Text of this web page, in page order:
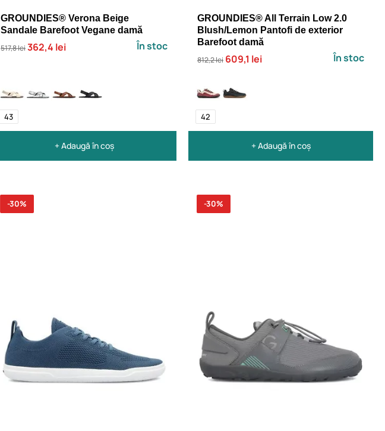
GROUNDIES® Verona Beige
Sandale Barefoot Vegane damă
517,8 lei362,4 lei În stoc
43
+ Adaugă în coș
GROUNDIES® All Terrain Low 2.0
Blush/Lemon Pantofi de exterior
Barefoot damă
812,2 lei 609,1 lei În stoc
42
+ Adaugă în coș
-30% -30%